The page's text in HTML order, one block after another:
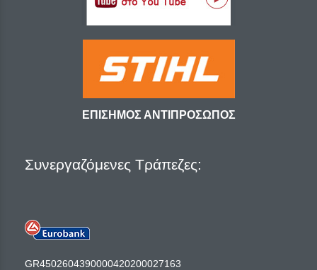
ΕΠΙΣΗΜΟΣ ΑΝΤΙΠΡΟΣΩΠΟΣ
Συνεργαζόμενες Τράπεζες:
GR4502604390000420200027163